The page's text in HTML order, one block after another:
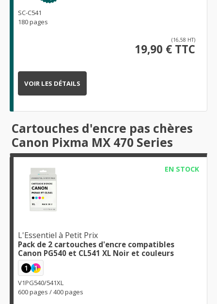
SC-C541
180 pages
(16,58 HT)
19,90 € TTC
VOIR LES DÉTAILS
Cartouches d'encre pas chères
Canon Pixma MX 470 Series
EN STOCK
L'Essentiel à Petit Prix
Pack de 2 cartouches d'encre compatibles
Canon PG540 et CL541 XL Noir et couleurs
1 1
V1PG540/541XL
600 pages / 400 pages